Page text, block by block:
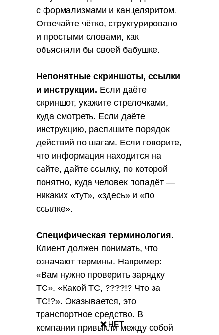
с формализмами и канцеляритом.
Отвечайте чётко, структурировано
и простыми словами, как
объясняли бы своей бабушке.
Непонятные скриншоты, ссылки
и инструкции. Если даёте
скриншот, укажите стрелочками,
куда смотреть. Если даёте
инструкцию, распишите порядок
действий по шагам. Если говорите,
что информация находится на
сайте, дайте ссылку, по которой
понятно, куда человек попадёт —
никаких «тут», «здесь» и «по
ссылке».
Специфическая терминология.
Клиент должен понимать, что
означают термины. Например:
«Вам нужно проверить зарядку
ТС». «Какой ТС, ????!? Что за
ТС!?». Оказывается, это
транспортное средство. В
компании привыкли между собой
❌ НЕТ